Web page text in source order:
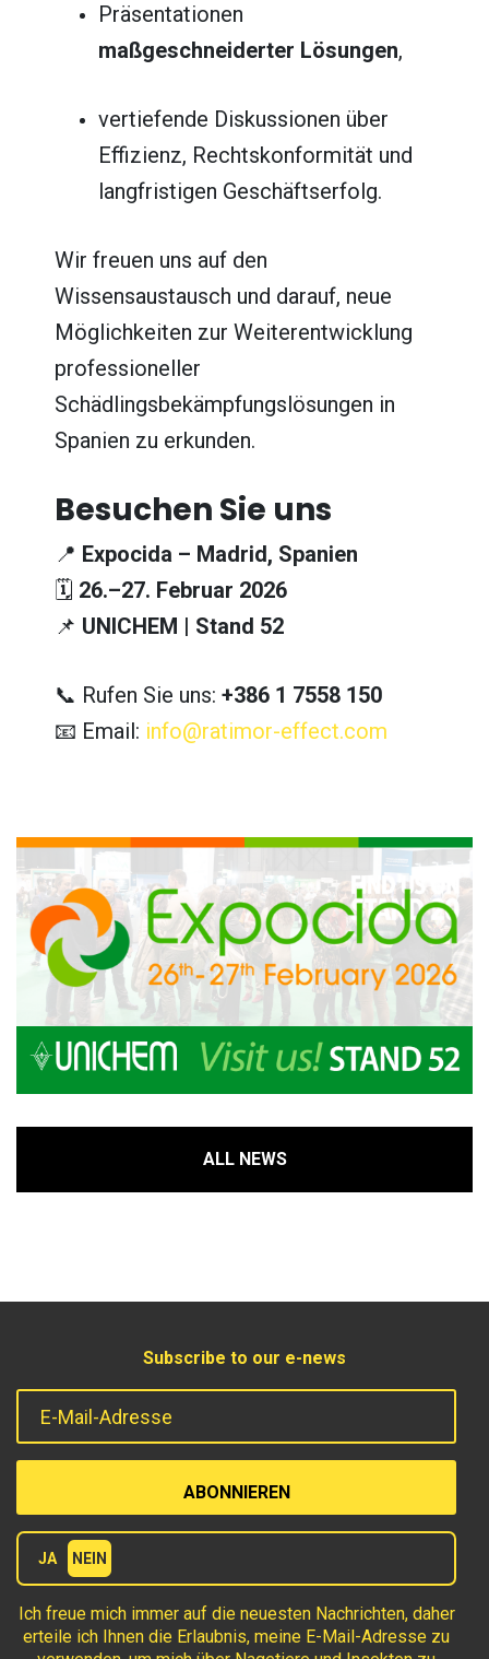
Präsentationen
maßgeschneiderter Lösungen,
vertiefende Diskussionen über
Effizienz, Rechtskonformität und
langfristigen Geschäftserfolg.
Wir freuen uns auf den
Wissensaustausch und darauf, neue
Möglichkeiten zur Weiterentwicklung
professioneller
Schädlingsbekämpfungslösungen in
Spanien zu erkunden.
Besuchen Sie uns
📍 Expocida – Madrid, Spanien
🗓 26.–27. Februar 2026
📌 UNICHEM | Stand 52
📞 Rufen Sie uns: +386 1 7558 150
📧 Email: info@ratimor-effect.com
ALL NEWS
Subscribe to our e-news
JA NEIN
Ich freue mich immer auf die neuesten Nachrichten, daher
erteile ich Ihnen die Erlaubnis, meine E-Mail-Adresse zu